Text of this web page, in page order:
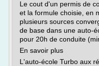
Le cout d'un permis de
et la formule choisie, en
plusieurs sources
de base dans une auto-
pour 20h de conduite
En savoir plus
L'auto-école Turbo aux